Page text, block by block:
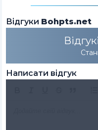
Відгуки Bohpts.net
Написати відгук